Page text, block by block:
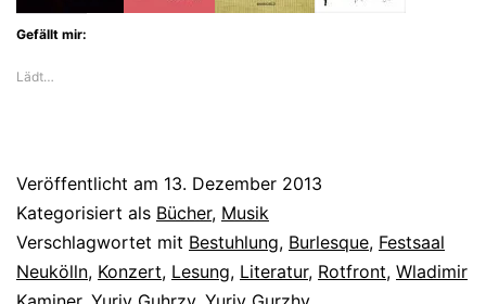
nach
Gefällt mir:
Lädt…
Veröffentlicht am 13. Dezember 2013
Kategorisiert als Bücher, Musik
Verschlagwortet mit Bestuhlung, Burlesque, Festsaal
Neukölln, Konzert, Lesung, Literatur, Rotfront, Wladimir